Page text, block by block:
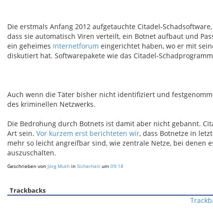
Die erstmals Anfang 2012 aufgetauchte Citadel-
dass sie automatisch Viren verteilt, ein Botnet aufbaut und
ein geheimes Internetforum eingerichtet haben, wo er mit
diskutiert hat. Softwarepakete wie das Citadel-
Auch wenn die Täter bisher nicht identifiziert und
des kriminellen Netzwerks.
Die Bedrohung durch Botnets ist damit aber nicht gebannt.
Art sein. Vor kurzem erst berichteten wir, dass Botnetze in
mehr so leicht angreifbar sind, wie zentrale Netze, bei denen
auszuschalten.
Geschrieben von Jörg Muth in Sicherheit um 09:18
Trackbacks